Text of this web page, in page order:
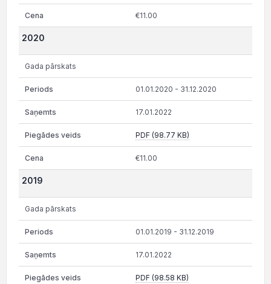
€11.00
2020
Gada pārskats
01.01.2020 - 31.12.2020
17.01.2022
PDF (98.77 KB)
€11.00
2019
Gada pārskats
01.01.2019 - 31.12.2019
17.01.2022
PDF (98.58 KB)